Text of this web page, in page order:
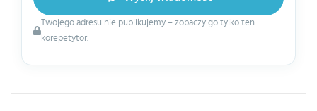
Twojego adresu nie publikujemy – zobaczy go tylko ten
korepetytor.